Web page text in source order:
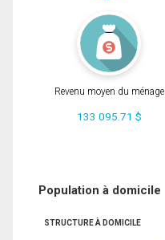
Revenu moyen du ménage
133 095.71 $
Population à domicile
STRUCTURE À DOMICILE